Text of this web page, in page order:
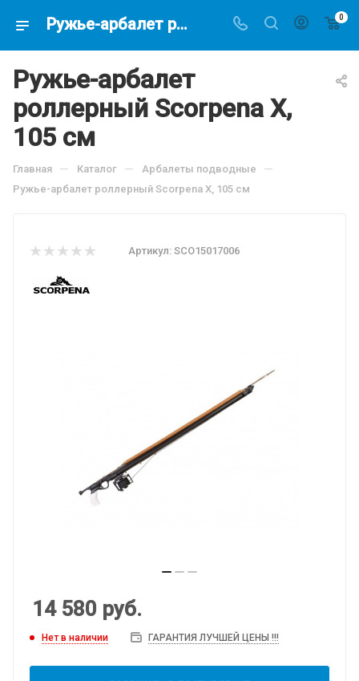
Ружье-арбалет роллерный Scorpena X, 105 см, по цене 14580 руб, купить в интернет-магазине подводной охоты Водолаз.РФ в Москве. - 0
Ружье-арбалет
роллерный Scorpena X,
105 см
Главная — Каталог — Арбалеты подводные —
Ружье-арбалет роллерный Scorpena X, 105 см
Артикул: SCO15017006
14 580 руб.
Нет в наличии ГАРАНТИЯ ЛУЧШЕЙ ЦЕНЫ !!!